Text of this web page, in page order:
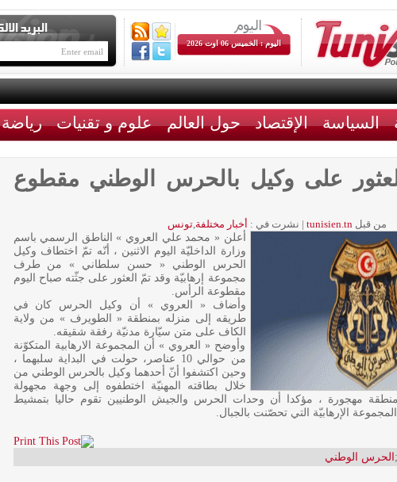
اليوم : الخميس 06 اوت 2026
السياسة الإقتصاد حول العالم علوم و تقنيات رياضة
على وكيل بالحرس الوطني مقطوع
من قبلtunisien.tn
| نشرت في : أخبار مختلفة,تونس
أعلن « محمد علي العروي » الناطق الرسمي باسم
وزارة الداخليّة اليوم الاثنين ، أنّه تمّ اختطاف وكيل
الحرس الوطني « حسن سلطاني » من طرف
مجموعة إرهابيّة وقد تمّ العثور على جثّته صباح اليوم
مقطوعة الرأس.
وأضاف « العروي » أن وكيل الحرس كان في
طريقه إلى منزله بمنطقة « الطويرف » من ولاية
الكاف على متن سيّارة مدنيّة رفقة شقيقه.
وأوضح « العروي » أن المجموعة الارهابية المتكوّنة
من حوالي 10 عناصر، حولت في البداية سلبهما ،
وحين اكتشفوا أنّ أحدهما وكيل بالحرس الوطني من
خلال بطاقته المهنيّة اختطفوه إلى وجهة مجهولة
مهجورة ، مؤكدا أن وحدات الحرس والجيش الوطنيين تقوم حاليا بتمشيط
الإرهابيّة التي تحصّنت بالجبال.
; الحرس الوطني